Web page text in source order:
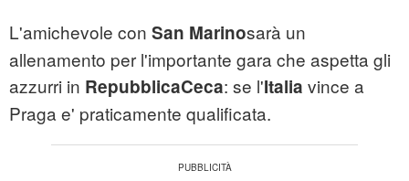
L'amichevole con San Marinosarà un
allenamento per l'importante gara che aspetta gli
azzurri in RepubblicaCeca: se l'Italia vince a
Praga e' praticamente qualificata.